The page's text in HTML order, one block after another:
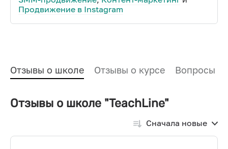
Продвижение в Instagram
Отзывы о школе Отзывы о курсе Вопросы и
Отзывы о школе "TeachLine"
Сначала новые